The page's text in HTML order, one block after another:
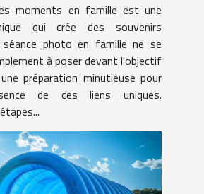
moments en famille est une
qui crée des souvenirs
séance photo en famille ne se
à poser devant l'objectif
préparation minutieuse pour
de ces liens uniques.